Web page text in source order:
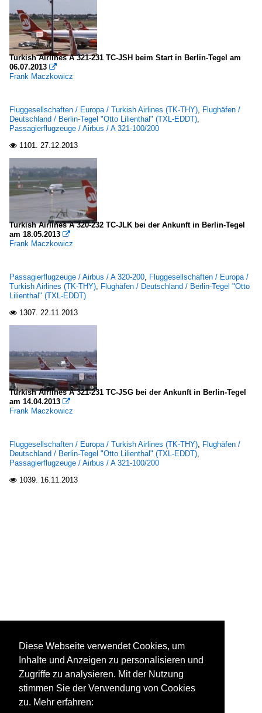
Turkish Airlines A 321-231 TC-JSH beim Start in Berlin-Tegel am
06.07.2013 
Frank Maczkowicz
Fluggesellschaften / Europa / Turkish Airlines (TK-THY), Flughäfen /
Deutschland / Berlin-Tegel "Otto Lilienthal" (TXL-EDDT),
Passagierflugzeuge / Airbus / A 321-100/200
 1101. 27.12.2013
Turkish Airlines A 320-232 TC-JLK bei der Ankunft in Berlin-Tegel
am 18.05.2013 
Frank Maczkowicz
Passagierflugzeuge / Airbus / A 320-200, Fluggesellschaften / Europa /
Turkish Airlines (TK-THY), Flughäfen / Deutschland / Berlin-Tegel "Otto
Lilienthal" (TXL-EDDT)
 1307. 22.11.2013
Turkish Airlines A 321-231 TC-JSG bei der Ankunft in Berlin-Tegel
am 14.04.2013 
Frank Maczkowicz
Fluggesellschaften / Europa / Turkish Airlines (TK-THY), Flughäfen /
Deutschland / Berlin-Tegel "Otto Lilienthal" (TXL-EDDT),
Passagierflugzeuge / Airbus / A 321-100/200
 1039. 16.11.2013
Diese Webseite verwendet Cookies, um
Inhalte und Anzeigen zu personalisieren und
Zugriffe zu analysieren. Mit der Nutzung
stimmen Sie der Verwendung von Cookies
zu. Mehr erfahren: